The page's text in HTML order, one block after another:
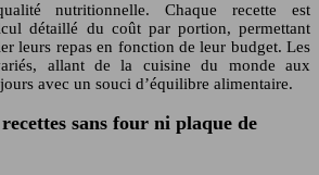
nutritionnelle. Chaque recette est
détaillé du coût par portion, permettant
leurs repas en fonction de leur budget. Les
allant de la cuisine du monde aux
avec un souci d’équilibre alimentaire.
sans four ni plaque de